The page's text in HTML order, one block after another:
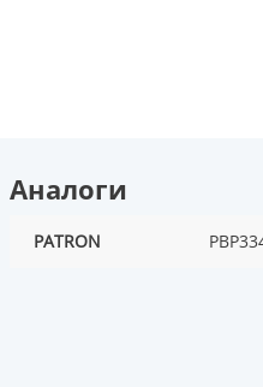
Аналоги
PATRON